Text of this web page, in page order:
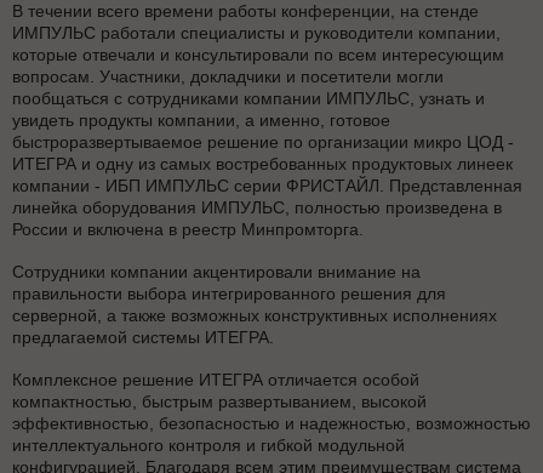
В течении всего времени работы конференции, на стенде
ИМПУЛЬС работали специалисты и руководители компании,
которые отвечали и консультировали по всем интересующим
вопросам. Участники, докладчики и посетители могли
пообщаться с сотрудниками компании ИМПУЛЬС, узнать и
увидеть продукты компании, а именно, готовое
быстроразвертываемое решение по организации микро ЦОД -
ИТЕГРА и одну из самых востребованных продуктовых линеек
компании - ИБП ИМПУЛЬС серии ФРИСТАЙЛ. Представленная
линейка оборудования ИМПУЛЬС, полностью произведена в
России и включена в реестр Минпромторга.
Сотрудники компании акцентировали внимание на
правильности выбора интегрированного решения для
серверной, а также возможных конструктивных исполнениях
предлагаемой системы ИТЕГРА.
Комплексное решение ИТЕГРА отличается особой
компактностью, быстрым развертыванием, высокой
эффективностью, безопасностью и надежностью, возможностью
интеллектуального контроля и гибкой модульной
конфигурацией. Благодаря всем этим преимуществам система